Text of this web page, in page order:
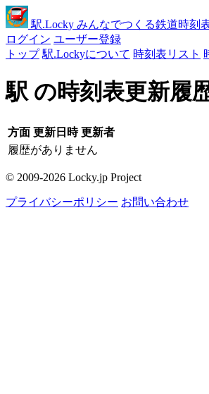
駅.Locky みんなでつくる鉄道時刻
ログイン ユーザー登録
トップ 駅.Lockyについて 時刻表リスト
駅 の時刻表更新履
方面 更新日時 更新者
履歴がありません
© 2009-2026 Locky.jp Project
プライバシーポリシー お問い合わせ